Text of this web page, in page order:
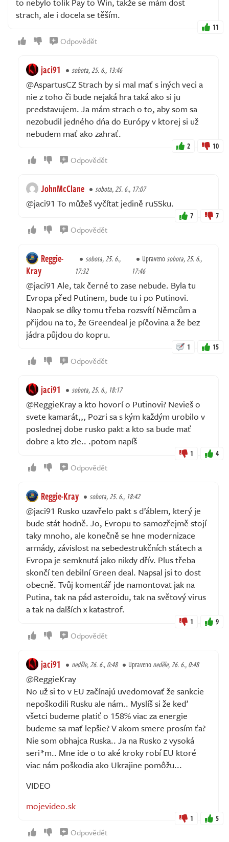
strach, ale i docela se těším.
11
Odpovědět
jaci91 sobota, 25. 6., 13:46
@AspartusCZ Strach by si mal mať s iných veci a
nie z toho či bude nejaká hra taká ako si ju
predstavujem. Ja mám strach o to, aby som sa
nezobudil jedného dńa do Európy v ktorej si už
nebudem mať ako zahrať.
2 10
Odpovědět
JohnMcClane sobota, 25. 6., 17:07
@jaci91 To můžeš vyčítat jedině ruSSku.
7 7
Odpovědět
Reggie-
Kray
sobota, 25. 6.,
17:32
Upravenosobota, 25. 6.,
17:46
@jaci91 Ale, tak černé to zase nebude. Byla tu
Evropa před Putinem, bude tu i po Putinovi.
Naopak se díky tomu třeba rozsvítí Němcům a
přijdou na to, že Greendeal je píčovina a že bez
jádra půjdou do kopru.
1 15
Odpovědět
jaci91 sobota, 25. 6., 18:17
@ReggieKray a kto hovorí o Putinovi? Nevieš o
svete kamarát,,, Pozri sa s kým každým urobilo v
poslednej dobe rusko pakt a kto sa bude mať
dobre a kto zle.. .potom napíš
1 4
Odpovědět
Reggie-Kray sobota, 25. 6., 18:42
@jaci91 Rusko uzavřelo pakt s ďáblem, který je
bude stát hodně. Jo, Evropu to samozřejmě stojí
taky mnoho, ale konečně se hne modernizace
armády, závislost na sebedestrukčních státech a
Evropa je semknutá jako nikdy dřív. Plus třeba
skončí ten debilní Green deal. Napsal jsi to dost
obecně. Tvůj komentář jde namontovat jak na
Putina, tak na pád asteroidu, tak na světový virus
a tak na dalších x katastrof.
1 9
Odpovědět
jaci91 neděle, 26. 6., 0:48 Upravenoneděle, 26. 6., 0:48
@ReggieKray
No už si to v EU začínajú uvedomovať že sankcie
nepoškodili Rusku ale nám.. Myslíš si že keď
všetci budeme platiť o 158% viac za energie
budeme sa mať lepšie? V akom smere prosím ťa?
Nie som obhajca Ruska.. Ja na Rusko z vysoká
seri*m.. Mne ide o to aké kroky robí EU ktoré
viac nám poškodia ako Ukrajine pomôžu...
VIDEO
mojevideo.sk
1 5
Odpovědět